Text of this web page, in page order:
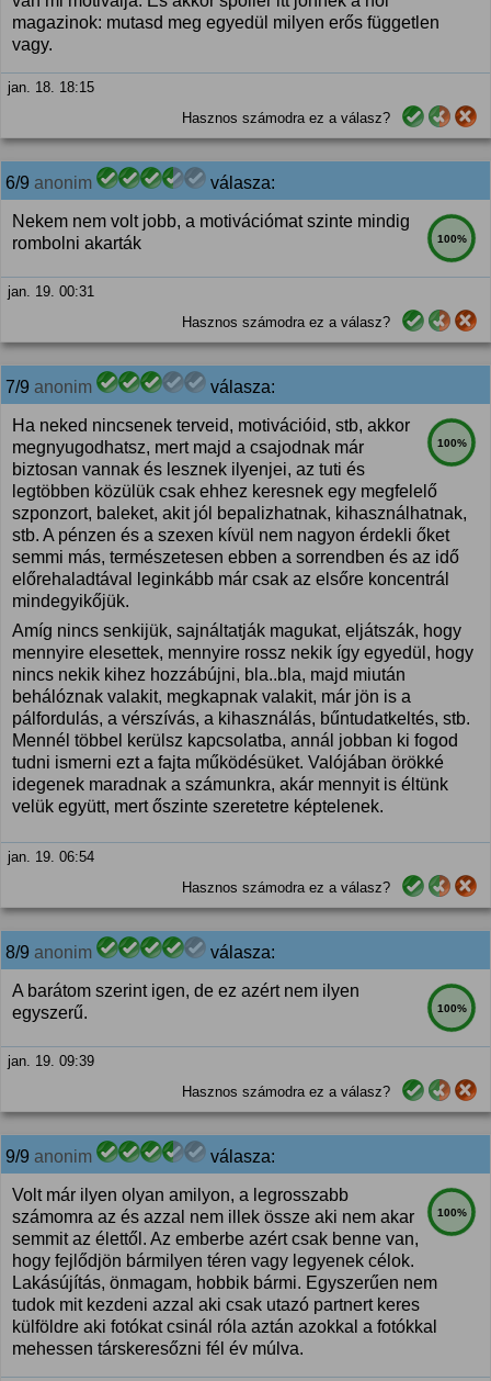
magazinok: mutasd meg egyedül milyen erős független
vagy.
jan. 18. 18:15
Hasznos számodra ez a válasz?
6/9 anonim válasza:
100%
Nekem nem volt jobb, a motivációmat szinte mindig
rombolni akarták
jan. 19. 00:31
Hasznos számodra ez a válasz?
7/9 anonim válasza:
100%
Ha neked nincsenek terveid, motivációid, stb, akkor
megnyugodhatsz, mert majd a csajodnak már
biztosan vannak és lesznek ilyenjei, az tuti és
legtöbben közülük csak ehhez keresnek egy megfelelő
szponzort, baleket, akit jól bepalizhatnak, kihasználhatnak,
stb. A pénzen és a szexen kívül nem nagyon érdekli őket
semmi más, természetesen ebben a sorrendben és az idő
előrehaladtával leginkább már csak az elsőre koncentrál
mindegyikőjük.
Amíg nincs senkijük, sajnáltatják magukat, eljátszák, hogy
mennyire elesettek, mennyire rossz nekik így egyedül, hogy
nincs nekik kihez hozzábújni, bla..bla, majd miután
behálóznak valakit, megkapnak valakit, már jön is a
pálfordulás, a vérszívás, a kihasználás, bűntudatkeltés, stb.
Mennél többel kerülsz kapcsolatba, annál jobban ki fogod
tudni ismerni ezt a fajta működésüket. Valójában örökké
idegenek maradnak a számunkra, akár mennyit is éltünk
velük együtt, mert őszinte szeretetre képtelenek.
jan. 19. 06:54
Hasznos számodra ez a válasz?
8/9 anonim válasza:
100%
A barátom szerint igen, de ez azért nem ilyen
egyszerű.
jan. 19. 09:39
Hasznos számodra ez a válasz?
9/9 anonim válasza:
100%
Volt már ilyen olyan amilyon, a legrosszabb
számomra az és azzal nem illek össze aki nem akar
semmit az élettől. Az emberbe azért csak benne van,
hogy fejlődjön bármilyen téren vagy legyenek célok.
Lakásújítás, önmagam, hobbik bármi. Egyszerűen nem
tudok mit kezdeni azzal aki csak utazó partnert keres
külföldre aki fotókat csinál róla aztán azokkal a fotókkal
mehessen társkeresőzni fél év múlva.